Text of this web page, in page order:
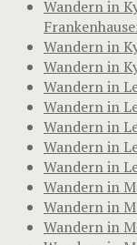
Wandern in
Wandern in
Wandern in
Wandern in
Wandern in
Wandern in
Wandern in
Wandern in
Wandern in
Wandern in
Wandern in